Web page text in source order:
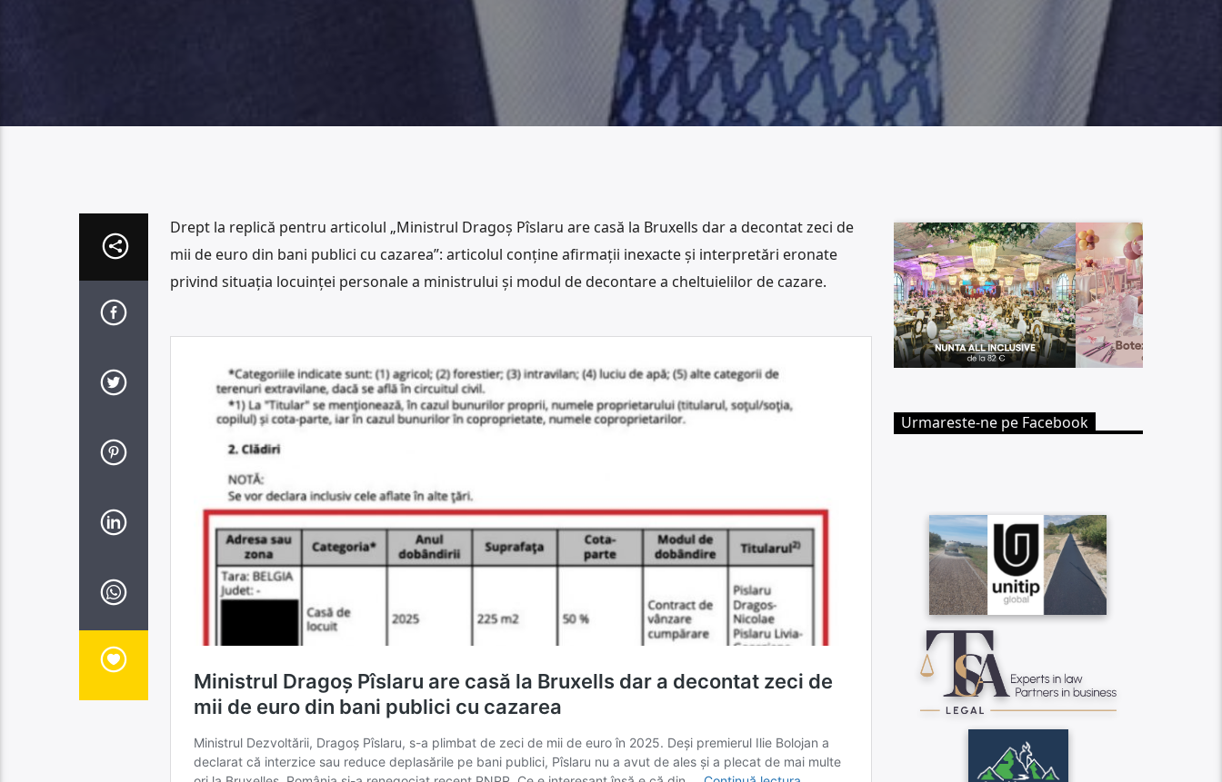
Drept la replică pentru articolul „Ministrul Dragoș Pîslaru are casă la Bruxells dar a decontat zeci de
mii de euro din bani publici cu cazarea”: articolul conține afirmații inexacte și interpretări eronate
privind situația locuinței personale a ministrului și modul de decontare a cheltuielilor de cazare.
Urmareste-ne pe Facebook